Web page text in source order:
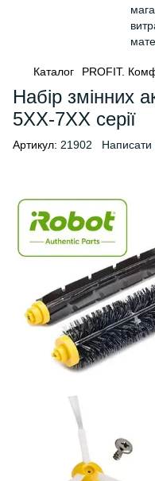
Каталог PROFIT.
Набір змінних
5ХХ-7ХХ серії
Артикул: 21902 Написати